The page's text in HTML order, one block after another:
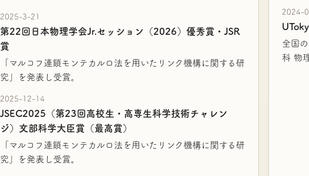
2025-3-21
第22回日本物理学会Jr.セッション（2026）優秀賞・JSR
賞
「マルコフ連鎖モンテカルロ法を用いたリンク機構に関する研
究」を発表し受賞。
2025-12-14
JSEC2025（第23回高校生・高専生科学技術チャレン
ジ）文部科学大臣賞（最高賞）
「マルコフ連鎖モンテカルロ法を用いたリンク機構に関する研
究」を発表し受賞。
2024-
全国
科 物